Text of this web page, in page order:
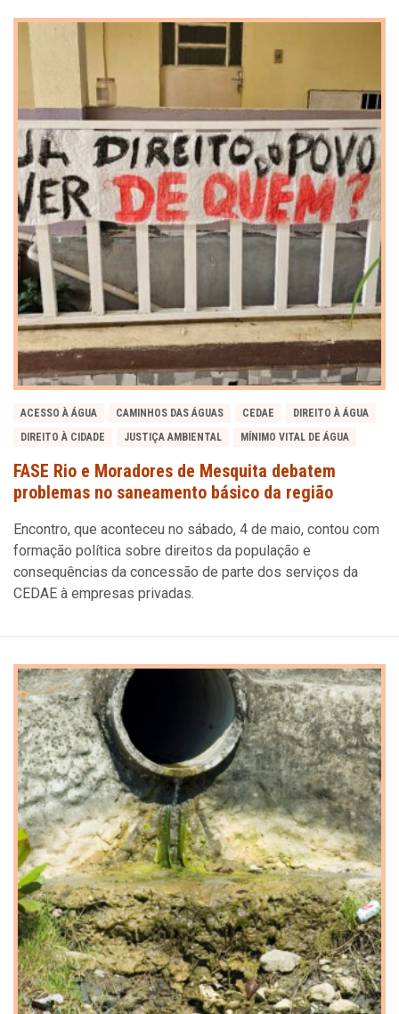
ACESSO À ÁGUA CAMINHOS DAS ÁGUAS CEDAE
DIREITO À ÁGUA
DIREITO À CIDADE
JUSTIÇA AMBIENTAL MÍNIMO VITAL DE ÁGUA
FASE Rio e Moradores de Mesquita debatem
problemas no saneamento básico da região
Encontro, que aconteceu no sábado, 4 de maio, contou com
formação política sobre direitos da população e
consequências da concessão de parte dos serviços da
CEDAE à empresas privadas.